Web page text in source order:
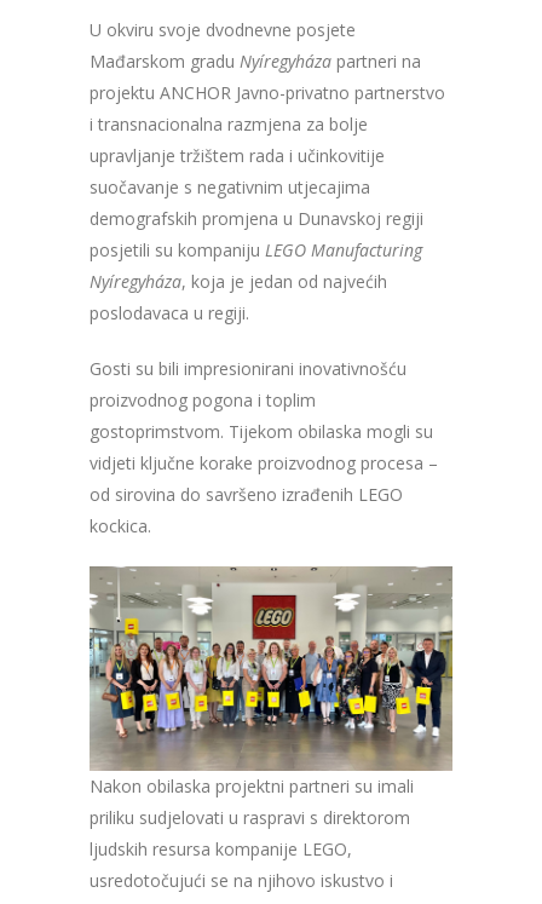
U okviru svoje dvodnevne posjete
Mađarskom gradu Nyíregyháza partneri na
projektu ANCHOR Javno-privatno partnerstvo
i transnacionalna razmjena za bolje
upravljanje tržištem rada i učinkovitije
suočavanje s negativnim utjecajima
demografskih promjena u Dunavskoj regiji
posjetili su kompaniju LEGO Manufacturing
Nyíregyháza, koja je jedan od najvećih
poslodavaca u regiji.
Gosti su bili impresionirani inovativnošću
proizvodnog pogona i toplim
gostoprimstvom. Tijekom obilaska mogli su
vidjeti ključne korake proizvodnog procesa –
od sirovina do savršeno izrađenih LEGO
kockica.
Nakon obilaska projektni partneri su imali
priliku sudjelovati u raspravi s direktorom
ljudskih resursa kompanije LEGO,
usredotočujući se na njihovo iskustvo i